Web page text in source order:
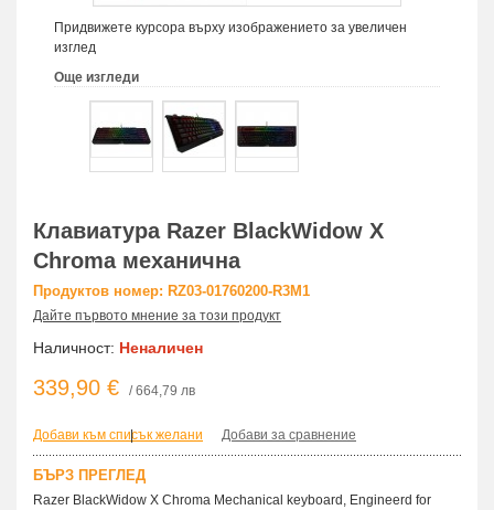
Придвижете курсора върху изображението за увеличен
изглед
Още изгледи
Клавиатура Razer BlackWidow X
Chroma механична
Продуктов номер: RZ03-01760200-R3M1
Дайте първото мнение за този продукт
Наличност: Неналичен
339,90 € / 664,79 лв
Добави към списък желани
| Добави за сравнение
БЪРЗ ПРЕГЛЕД
Razer BlackWidow X Chroma Mechanical keyboard, Engineerd for